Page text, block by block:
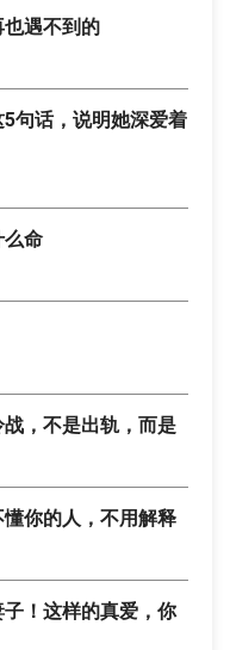
遇不到的
句话，说明她深爱着
么命
，不是出轨，而是
你的人，不用解释
！这样的真爱，你